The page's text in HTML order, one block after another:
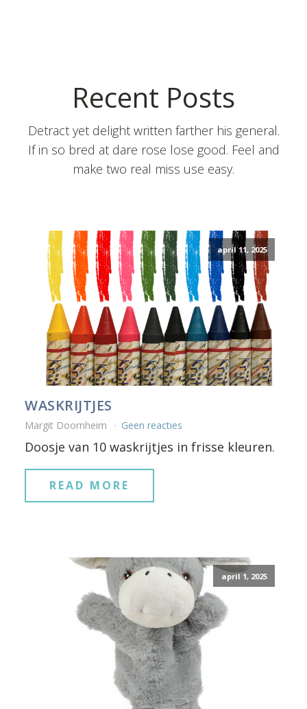
Recent Posts
Detract yet delight written farther his general.
If in so bred at dare rose lose good. Feel and
make two real miss use easy.
april 11, 2025
WASKRIJTJES
Margit Doornheim Geen reacties
Doosje van 10 waskrijtjes in frisse kleuren.
READ MORE
april 1, 2025